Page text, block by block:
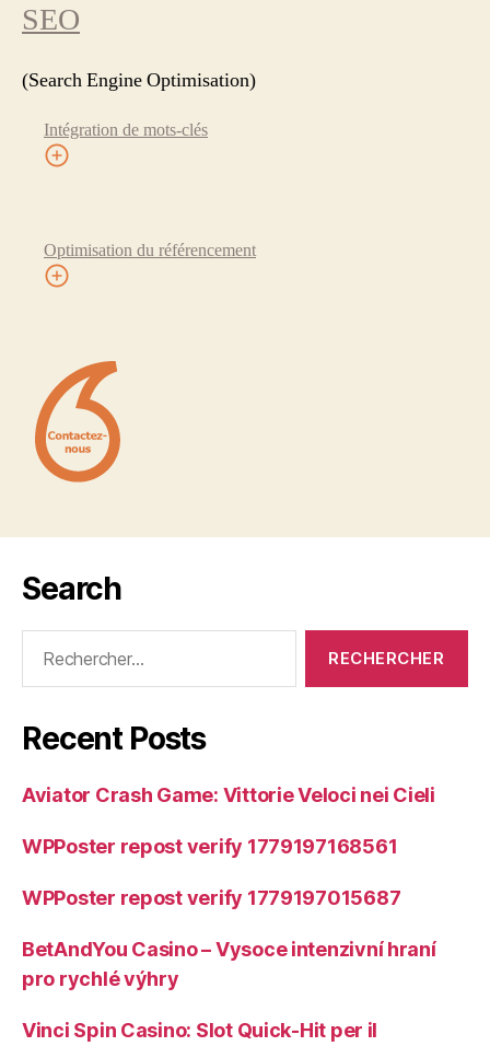
SEO
(Search Engine Optimisation)
Intégration de mots-clés
Optimisation du référencement
Search
Recent Posts
Aviator Crash Game: Vittorie Veloci nei Cieli
WPPoster repost verify 1779197168561
WPPoster repost verify 1779197015687
BetAndYou Casino – Vysoce intenzivní hraní
pro rychlé výhry
Vinci Spin Casino: Slot Quick‑Hit per il